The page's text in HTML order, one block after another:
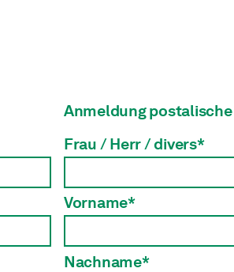
Anmeldung
Frau / Herr / divers*
Vorname*
Nachname*